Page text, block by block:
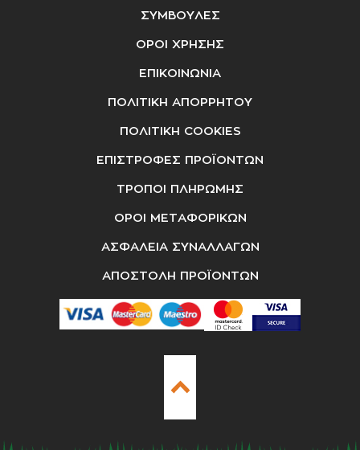
ΣΥΜΒΟΥΛΕΣ
ΟΡΟΙ ΧΡΗΣΗΣ
ΕΠΙΚΟΙΝΩΝΙΑ
ΠΟΛΙΤΙΚΗ ΑΠΟΡΡΗΤΟΥ
ΠΟΛΙΤΙΚΗ COOKIES
ΕΠΙΣΤΡΟΦΕΣ ΠΡΟΪΟΝΤΩΝ
ΤΡΟΠΟΙ ΠΛΗΡΩΜΗΣ
ΟΡΟΙ ΜΕΤΑΦΟΡΙΚΩΝ
ΑΣΦΑΛΕΙΑ ΣΥΝΑΛΛΑΓΩΝ
ΑΠΟΣΤΟΛΗ ΠΡΟΪΟΝΤΩΝ